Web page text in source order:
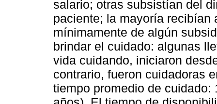
salario; otras subsistían del
paciente; la mayoría recibían
mínimamente de algún
brindar el cuidado: algunas
vida cuidando, iniciaron
contrario, fueron cuidadoras
tiempo promedio de